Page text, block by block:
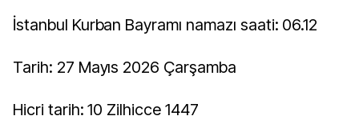
İstanbul Kurban Bayramı namazı saati: 06.12
Tarih: 27 Mayıs 2026 Çarşamba
Hicri tarih: 10 Zilhicce 1447